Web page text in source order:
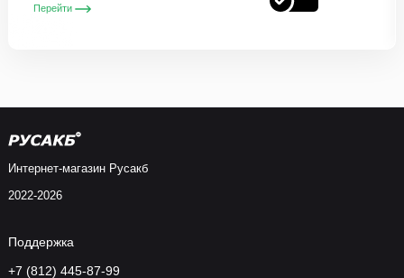
Перейти
Интернет-магазин Русакб
2022-2026
Поддержка
+7 (812) 445-87-99